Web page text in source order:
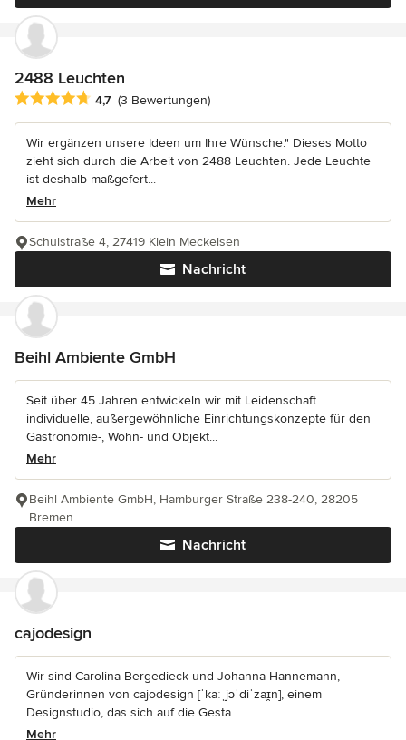
2488 Leuchten
Durchschnittliche Bewertung: 4.7 von 5 Sternen
4,7 (3 Bewertungen)
Wir ergänzen unsere Ideen um Ihre Wünsche." Dieses Motto
zieht sich durch die Arbeit von 2488 Leuchten. Jede Leuchte
ist deshalb maßgefert...
Mehr
Nachricht
Schulstraße 4, 27419 Klein Meckelsen
Beihl Ambiente GmbH
Seit über 45 Jahren entwickeln wir mit Leidenschaft
individuelle, außergewöhnliche Einrichtungskonzepte für den
Gastronomie-, Wohn- und Objekt...
Mehr
Nachricht
Beihl Ambiente GmbH, Hamburger Straße 238-240, 28205
Bremen
cajodesign
Wir sind Carolina Bergedieck und Johanna Hannemann,
Gründerinnen von cajodesign [ˈkaːˌjɔˈdiˈzaɪ̯n], einem
Designstudio, das sich auf die Gesta...
Mehr